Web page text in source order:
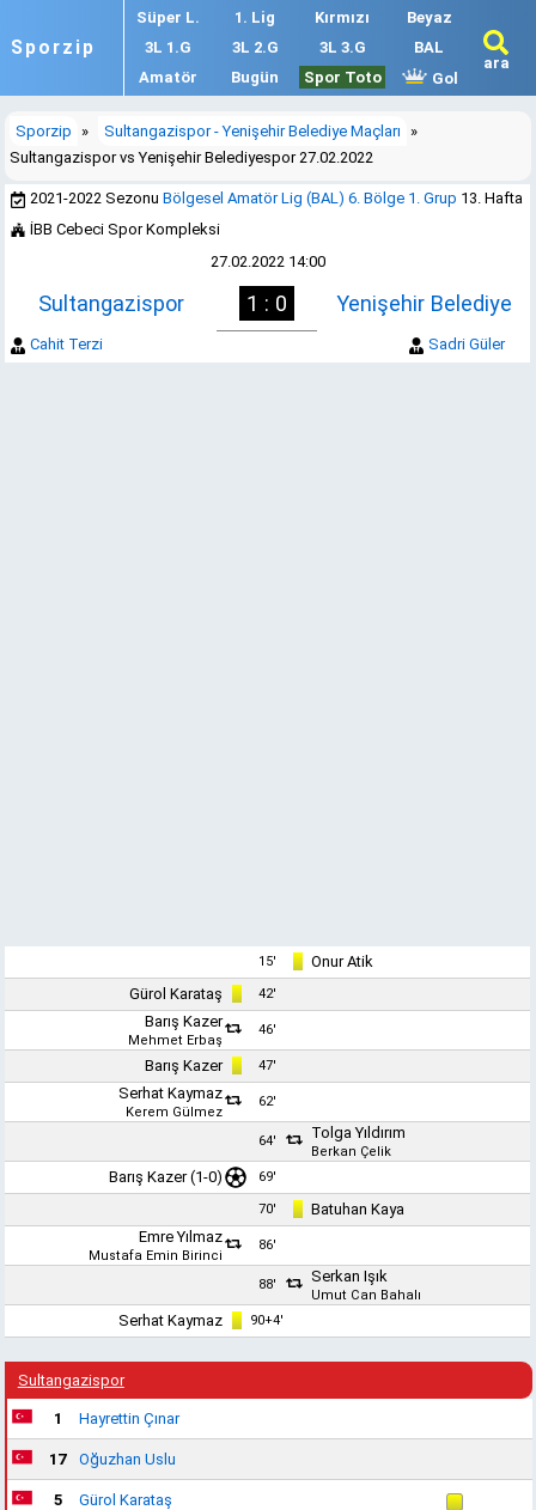
Sporzip
Süper L. 1. Lig Kırmızı
Beyaz
3L 1.G
3L 2.G 3L 3.G
BAL
Amatör
Bugün Spor Toto Gol
ara
Sporzip » Sultangazispor - Yenişehir Belediye Maçları
»
Sultangazispor vs Yenişehir Belediyespor 27.02.2022
2021-2022 SezonuBölgesel Amatör Lig (BAL) 6. Bölge 1. Grup 13. Hafta
İBB Cebeci Spor Kompleksi
27.02.2022 14:00
Sultangazispor 1 : 0 Yenişehir Belediye
Cahit Terzi Sadri Güler
15'
Onur Atik
Gürol Karataş
42'
Barış Kazer
Mehmet Erbaş
46'
Barış Kazer 47'
Serhat Kaymaz
Kerem Gülmez
62'
64' Tolga Yıldırım
Berkan Çelik
Barış Kazer(1-0) 69'
70'
Batuhan Kaya
Emre Yılmaz
Mustafa Emin Birinci
86'
88' Serkan Işık
Umut Can Bahalı
Serhat Kaymaz 90+4'
Sultangazispor
1 Hayrettin Çınar
17 Oğuzhan Uslu
5 Gürol Karataş